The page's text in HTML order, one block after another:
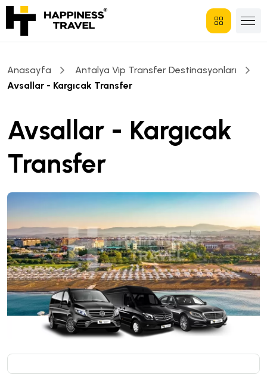
Anasayfa
Antalya Vip Transfer Destinasyonları
Avsallar - Kargıcak Transfer
Avsallar - Kargıcak
Transfer